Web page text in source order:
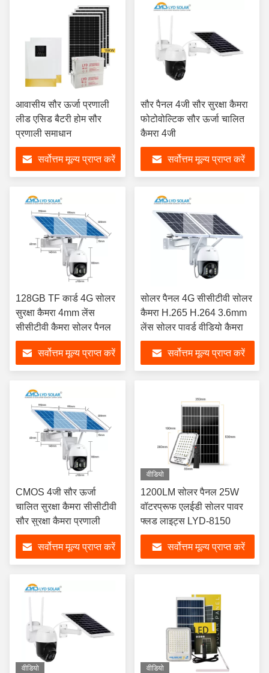
आवासीय सौर ऊर्जा प्रणाली
लीड एसिड बैटरी होम सौर
प्रणाली समाधान
सर्वोत्तम मूल्य प्राप्त करें
सौर पैनल 4जी सौर सुरक्षा कैमरा
फोटोवोल्टिक सौर ऊर्जा चालित
कैमरा 4जी
सर्वोत्तम मूल्य प्राप्त करें
128GB TF कार्ड 4G सोलर
सुरक्षा कैमरा 4mm लेंस
सीसीटीवी कैमरा सोलर पैनल
सर्वोत्तम मूल्य प्राप्त करें
सोलर पैनल 4G सीसीटीवी सोलर
कैमरा H.265 H.264 3.6mm
लेंस सोलर पावर्ड वीडियो कैमरा
सर्वोत्तम मूल्य प्राप्त करें
CMOS 4जी सौर ऊर्जा
चालित सुरक्षा कैमरा सीसीटीवी
सौर सुरक्षा कैमरा प्रणाली
सर्वोत्तम मूल्य प्राप्त करें
वीडियो
1200LM सोलर पैनल 25W
वॉटरप्रूफ एलईडी सोलर पावर
फ्लड लाइट्स LYD-8150
सर्वोत्तम मूल्य प्राप्त करें
वीडियो वीडियो